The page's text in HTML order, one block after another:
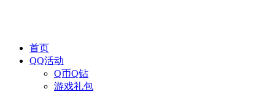
首页
QQ活动
Q币Q钻
游戏礼包